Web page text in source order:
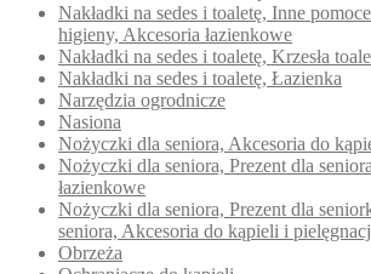
Nakładki na sedes i toaletę, Inne
higieny, Akcesoria łazienkowe
Nakładki na sedes i toaletę, Krzesła
Nakładki na sedes i toaletę, Łazienka
Narzędzia ogrodnicze
Nasiona
Nożyczki dla seniora, Akcesoria do
Nożyczki dla seniora, Prezent dla
łazienkowe
Nożyczki dla seniora, Prezent dla
seniora, Akcesoria do kąpieli i
Obrzeża